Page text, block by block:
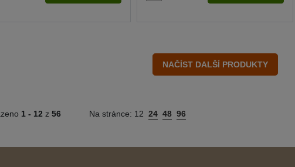
1 - 12 z 56 Na stránce: 12 24 48 96